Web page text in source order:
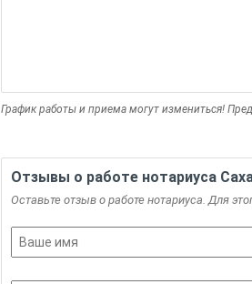
График работы и приема могут измениться!
Отзывы о работе нотариуса
Оставьте отзыв о работе нотариуса. Для